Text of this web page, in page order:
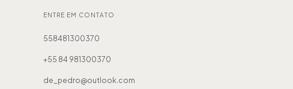
ENTRE EM CONTATO
558481300370
+55 84 981300370
de_pedro@outlook.com